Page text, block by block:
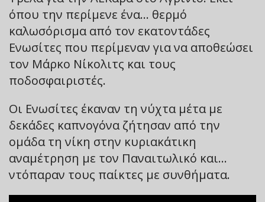
όπου την περίμενε ένα… θερμό
καλωσόρισμα από τον εκατοντάδες
Ενωσίτες που περίμεναν για να αποθεώσει
τον Μάρκο Νίκολιτς και τους
ποδοσφαιριστές.
Οι Ενωσίτες έκαναν τη νύχτα μέτα με
δεκάδες καπνογόνα ζήτησαν από την
ομάδα τη νίκη στην κυριακάτικη
αναμέτρηση με τον Παναιτωλικό και…
ντόπαραν τους παίκτες με συνθήματα.